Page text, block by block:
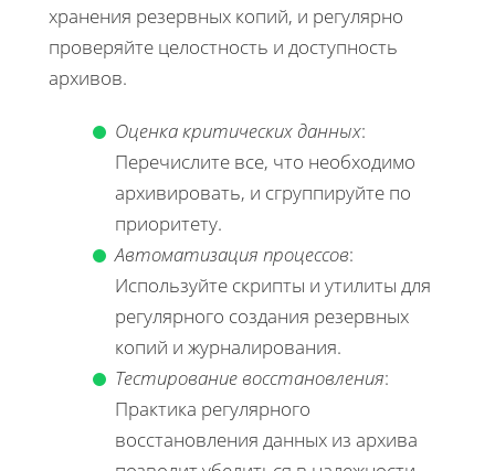
хранения резервных копий, и регулярно
проверяйте целостность и доступность
архивов.
Оценка критических данных:
Перечислите все, что необходимо
архивировать, и сгруппируйте по
приоритету.
Автоматизация процессов:
Используйте скрипты и утилиты для
регулярного создания резервных
копий и журналирования.
Тестирование восстановления:
Практика регулярного
восстановления данных из архива